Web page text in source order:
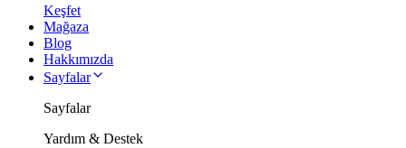
Keşfet
Mağaza
Blog
Hakkımızda
Sayfalar
Sayfalar
Yardım & Destek